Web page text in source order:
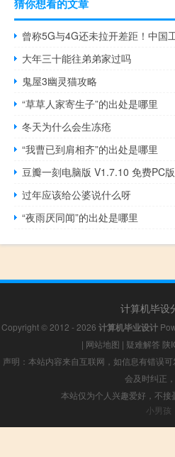
猜你想看的文章
大年三十能往弟弟家过吗
鬼屋3幽灵猫攻略
“草草人家寄生子”的出处是哪里
冬天为什么会生冻疮
“我曹已到肩相齐”的出处是哪里
过年应该给公婆说什么呀
“夜雨厌同闻”的出处是哪里
计算机毕设
Copyright © 2012 - 2026 计算机毕业设计
| 网站地图 | 疑难解答 陕
声明：本站内容来自互联网，如信息有错误
会及时纠正
本站仅为个人兴趣爱好，不接
小男孩